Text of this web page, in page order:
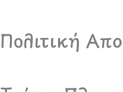
Πολιτική